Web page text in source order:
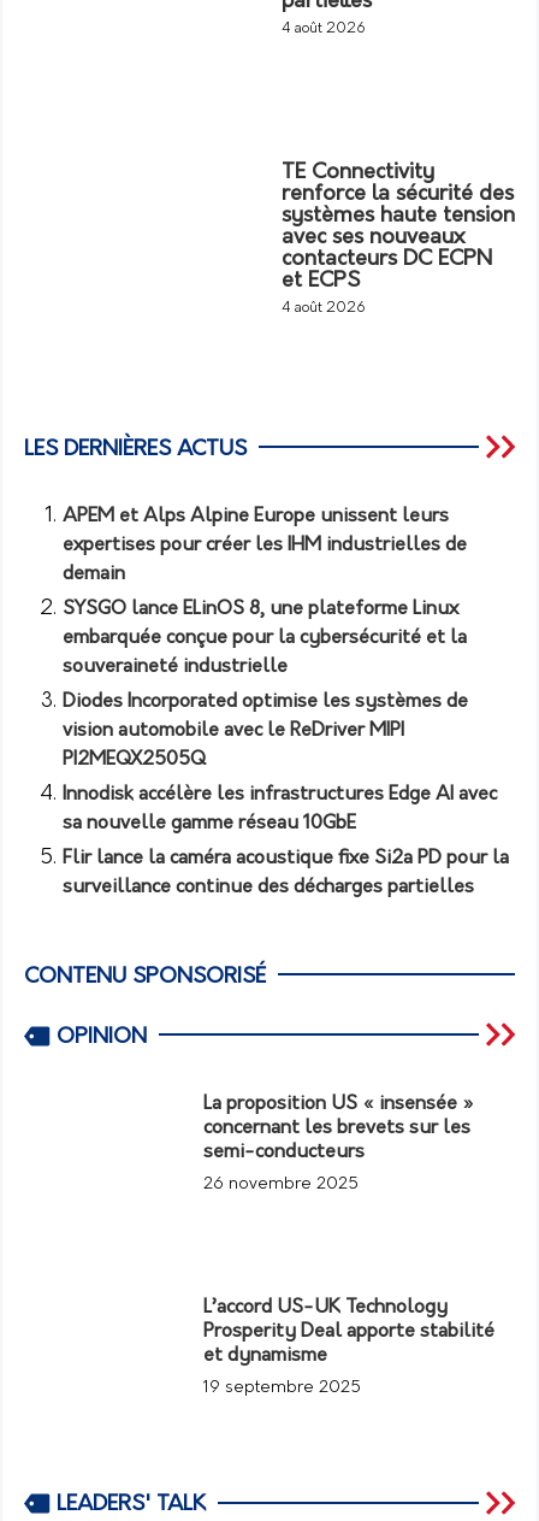
4 août 2026
TE Connectivity
renforce la sécurité des
systèmes haute tension
avec ses nouveaux
contacteurs DC ECPN
et ECPS
4 août 2026
LES DERNIÈRES ACTUS
APEM et Alps Alpine Europe unissent leurs
expertises pour créer les IHM industrielles de
demain
SYSGO lance ELinOS 8, une plateforme Linux
embarquée conçue pour la cybersécurité et la
souveraineté industrielle
Diodes Incorporated optimise les systèmes de
vision automobile avec le ReDriver MIPI
PI2MEQX2505Q
Innodisk accélère les infrastructures Edge AI avec
sa nouvelle gamme réseau 10GbE
Flir lance la caméra acoustique fixe Si2a PD pour la
surveillance continue des décharges partielles
CONTENU SPONSORISÉ
OPINION
La proposition US « insensée »
concernant les brevets sur les
semi-conducteurs
26 novembre 2025
L’accord US-UK Technology
Prosperity Deal apporte stabilité
et dynamisme
19 septembre 2025
LEADERS' TALK